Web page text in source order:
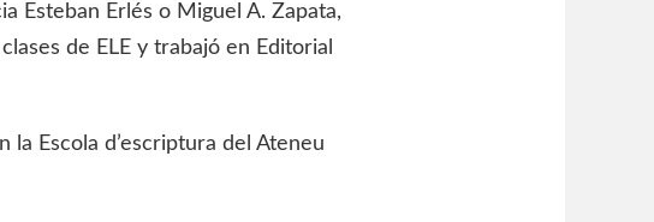
Esteban Erlés o Miguel A. Zapata,
de ELE y trabajó en Editorial
Escola d’escriptura del Ateneu